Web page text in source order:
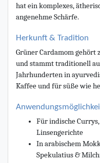
hat ein komplexes,
angenehme Schärfe.
Herkunft & Tradition
Grüner Cardamom gehört
und stammt traditionell
Jahrhunderten in
Kaffee und für süße wie
Für indische
Linsengerichte
In arabischem
Spekulatius &